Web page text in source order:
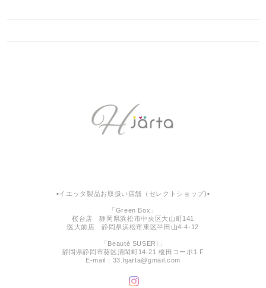
▪︎イエッタ製品お取扱い店舗（セレクトショップ)▪︎
「Green Box」
桜台店 静岡県浜松市中央区大山町141
医大前店 静岡県浜松市東区半田山4-4-12
「Beautè SUSERI」
静岡県静岡市葵区清閑町14-21 榎田コーポ1 F
E-mail： 33.hjarta@gmail.com